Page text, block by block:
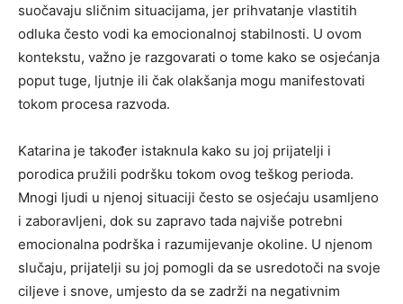
suočavaju sličnim situacijama, jer prihvatanje vlastitih
odluka često vodi ka emocionalnoj stabilnosti. U ovom
kontekstu, važno je razgovarati o tome kako se osjećanja
poput tuge, ljutnje ili čak olakšanja mogu manifestovati
tokom procesa razvoda.
Katarina je također istaknula kako su joj prijatelji i
porodica pružili podršku tokom ovog teškog perioda.
Mnogi ljudi u njenoj situaciji često se osjećaju usamljeno
i zaboravljeni, dok su zapravo tada najviše potrebni
emocionalna podrška i razumijevanje okoline. U njenom
slučaju, prijatelji su joj pomogli da se usredotoči na svoje
ciljeve i snove, umjesto da se zadrži na negativnim